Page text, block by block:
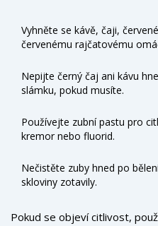
Vyhněte se kávě, čaji,
červenému rajčatovému
Nepijte černý čaj ani kávu
slámku, pokud musíte.
Používejte zubní pastu pro
kremor nebo fluorid.
Nečistěte zuby hned po
skloviny zotavily.
Pokud se objeví citlivost,